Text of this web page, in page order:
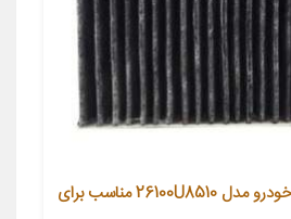
فیلتر کربن فعال کابین خودرو مدل 26100U8510 مناسب برای